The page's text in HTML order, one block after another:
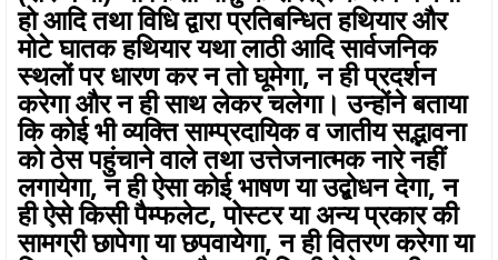
हो आदि तथा विधि द्वारा प्रतिबन्धित हथियार और
मोटे घातक हथियार यथा लाठी आदि सार्वजनिक
स्थलों पर धारण कर न तो घूमेगा, न ही प्रदर्शन
करेगा और न ही साथ लेकर चलेगा। उन्होंने बताया
कि कोई भी व्यक्ति साम्प्रदायिक व जातीय सद्भावना
को ठेस पहुंचाने वाले तथा उत्तेजनात्मक नारे नहीं
लगायेगा, न ही ऐसा कोई भाषण या उद्बोधन देगा, न
ही ऐसे किसी पैम्फ‌लेट, पोस्टर या अन्य प्रकार की
सामग्री छापेगा या छपवायेगा, न ही वितरण करेगा या